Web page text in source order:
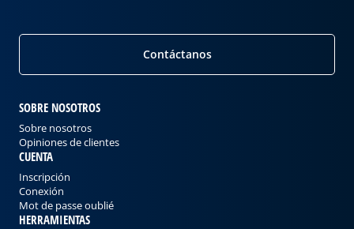
Contáctanos
SOBRE NOSOTROS
Sobre nosotros
Opiniones de clientes
CUENTA
Inscripción
Conexión
Mot de passe oublié
HERRAMIENTAS